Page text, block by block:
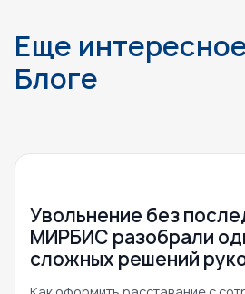
Еще
Блоге
Увольнение без
МИРБИС разобрали
сложных решений